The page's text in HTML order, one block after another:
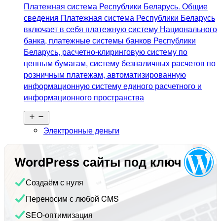
Платежная система Республики Беларусь. Общие
сведения Платежная система Республики Беларусь
включает в себя платежную систему Национального
банка, платежные системы банков Республики
Беларусь, расчетно-клиринговую систему по
ценным бумагам, систему безналичных расчетов по
розничным платежам, автоматизированную
информационную систему единого расчетного и
информационного пространства
меню
Электронные деньги
WordPress сайты под ключ
Создаём с нуля
Переносим с любой CMS
SEO-оптимизация